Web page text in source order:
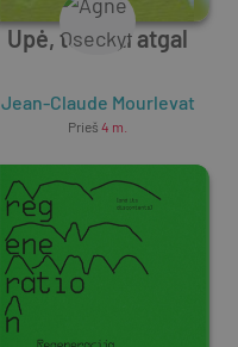
Upė, tekanti atgal
Jean-Claude Mourlevat
Prieš 4 m.